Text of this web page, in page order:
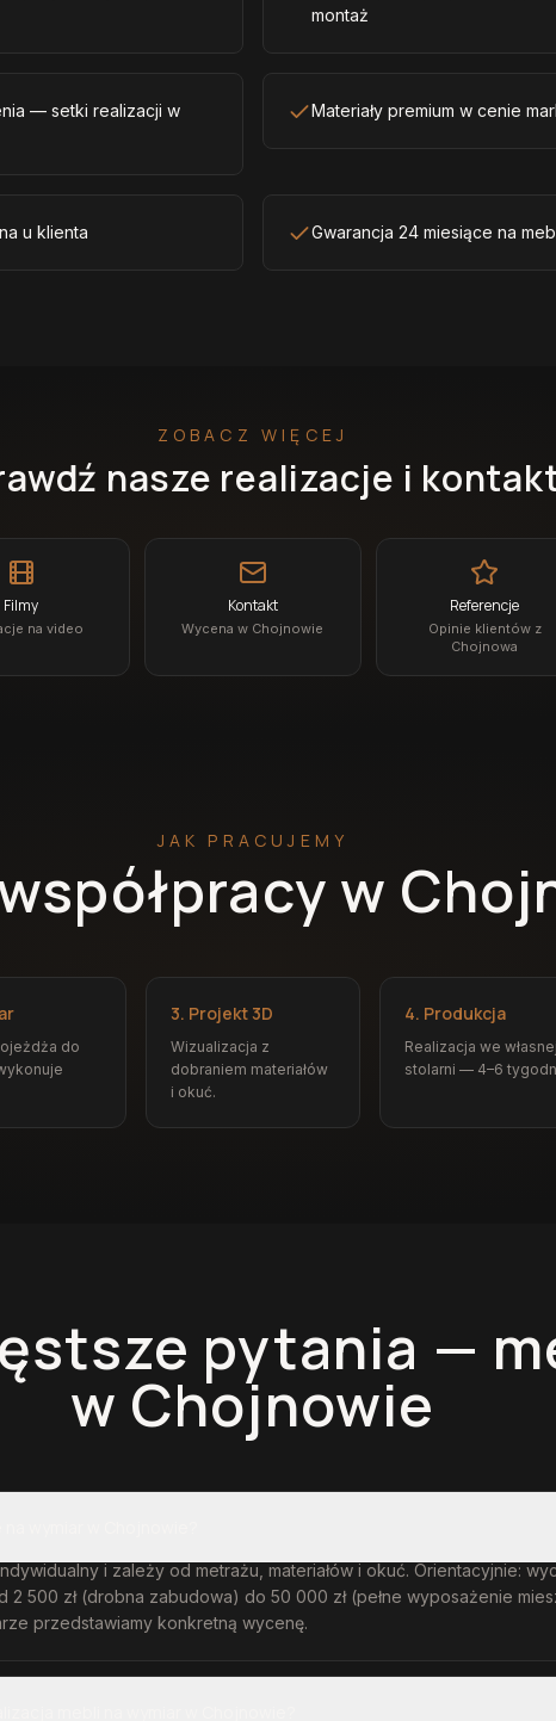
montaż
— setki realizacji w
Materiały premium w cenie
u klienta Gwarancja 24 miesiące na
ZOBACZ WIĘCEJ
nasze realizacje i
Filmy
na video
Kontakt
Wycena w Chojnowie
Referencje
Opinie klientów z
Chojnowa
JAK PRACUJEMY
w
do
3. Projekt 3D
Wizualizacja z
dobraniem materiałów
i okuć.
4. Produkcja
Realizacja we własnej
stolarni — 4–6
pytania —
w Chojnowie
i zależy od metrażu, materiałów i okuć. Orientacyjnie:
500 zł (drobna zabudowa) do 50 000 zł (pełne wyposażenie
przedstawiamy konkretną wycenę.